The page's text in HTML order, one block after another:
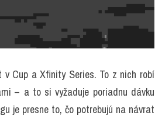
v Cup a Xfinity Series. To z nich robí
– a to si vyžaduje poriadnu dávku
je presne to, čo potrebujú na návrat